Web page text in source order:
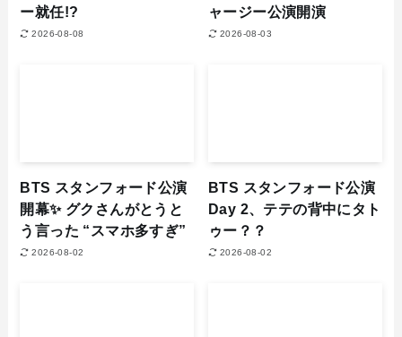
ー就任!?
2026-08-08
ャージー公演開演
2026-08-03
BTS スタンフォード公演
開幕✨ グクさんがとうと
う言った “スマホ多すぎ”
2026-08-02
BTS スタンフォード公演
Day 2、テテの背中にタト
ゥー？？
2026-08-02